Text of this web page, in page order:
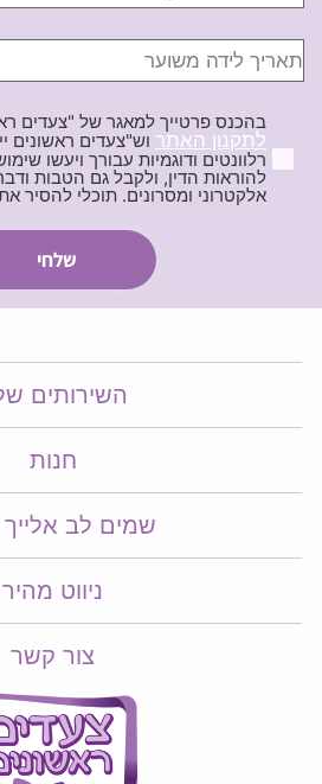
בהכנס פרטייך למאגר של "צעדים
לתקנון האתר וש"צעדים ראשונים
רלוונטים ודוגמיות עבורך ויעשו
להוראות הדין, ולקבל גם הטבות
אלקטרוני ומסרונים. תוכלי להסיר את הרישום בכל עת
השירותים
חנות
שמים לב
ניווט מהיר
צור קשר